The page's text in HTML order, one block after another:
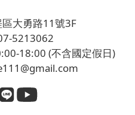
大勇路11號3F
5213062
18:00 (不含國定假日)